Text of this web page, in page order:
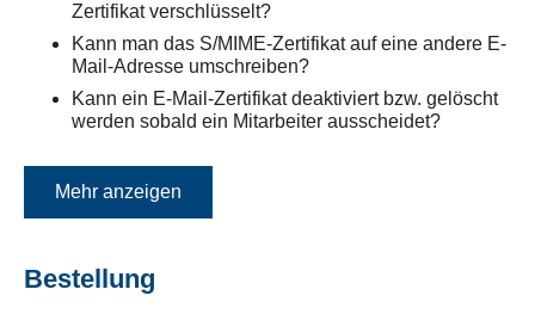
Zertifikat verschlüsselt?
Kann man das S/MIME-Zertifikat auf eine andere E-
Mail-Adresse umschreiben?
Kann ein E-Mail-Zertifikat deaktiviert bzw. gelöscht
werden sobald ein Mitarbeiter ausscheidet?
Mehr anzeigen
Bestellung